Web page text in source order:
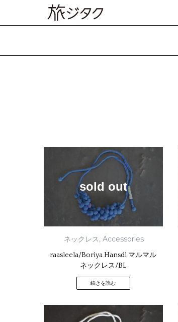
sold out
ネックレス,Accessories
raasleela/Boriya Hansdi マルマル
ネックレス/BL
続きを読む